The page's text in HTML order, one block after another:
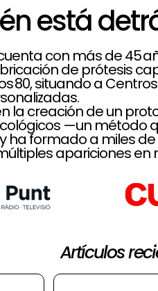
está
con más de 45
de prótesis
80, situando a
la creación de un
—un método
ha formado a miles
apariciones en
Artículos